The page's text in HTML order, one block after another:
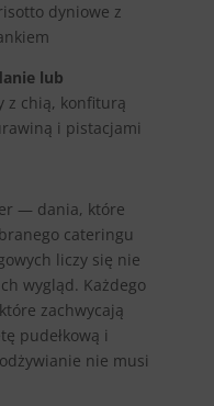
dyniowe z
lub
z chią, konfiturą
i pistacjami
— dania, które
cateringu
liczy się nie
wygląd. Każdego
zachwycają
pudełkową i
nie musi